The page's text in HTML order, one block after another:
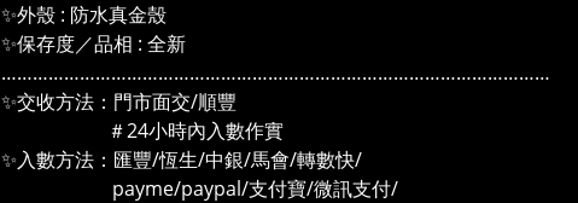
✨外殼 : 防水真金殼
✨保存度／品相 : 全新
……………………………………………………………………………………………
✨交收方法：門市面交/順豐
＃24小時內入數作實
✨入數方法：匯豐/恆生/中銀/馬會/轉數快/
payme/paypal/支付寶/微訊支付/